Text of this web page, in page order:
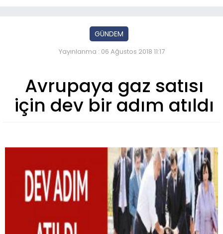
GÜNDEM
Yayınlanma : 06 Ağustos 2018 11:17
Avrupaya gaz satısı
için dev bir adım atıldı